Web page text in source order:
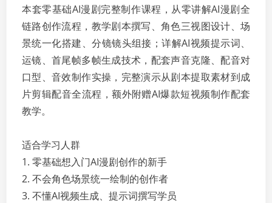
本套零基础AI漫剧完整制作课程，从零讲解AI漫剧全
链路创作流程，教学剧本撰写、角色三视图设计、场
景统一化搭建、分镜镜头组接；详解AI视频提示词、
运镜、首尾帧多帧生成技术，配套声音克隆、配音对
口型、音效制作实操，完整演示从剧本提取素材到成
片剪辑配音全流程，额外附赠AI爆款短视频制作配套
教学。
适合学习人群
1. 零基础想入门AI漫剧创作的新手
2. 不会角色场景统一绘制的创作者
3. 不懂AI视频生成、提示词撰写学员